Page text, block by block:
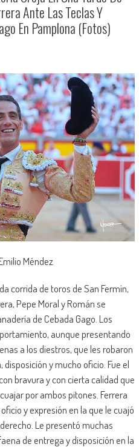
Ante Las Teclas Y
En Pamplona (Fotos)
Méndez
corrida de toros de San Fermín,
Pepe Moral y Román se
de Cebada Gago. Los
aunque presentando
a los diestros, que les robaron
y mucho oficio. Fue el
bravura y con cierta calidad que
por ambos pitones. Ferrera
y expresión en la que le cuajó
Le presentó muchas
de entrega y disposición en la